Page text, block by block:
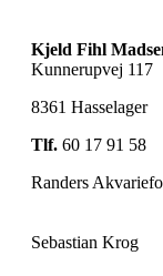
Kjeld Fihl
Kunnerupvej 117
8361 Hasselager
Tlf. 60 17 91 58
Randers
Sebastian Krog